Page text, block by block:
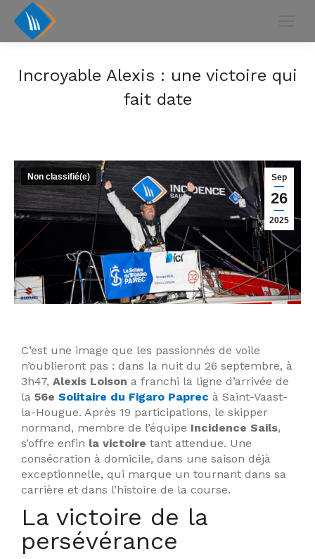
Incroyable Alexis : une victoire qui
fait date
Sep
26
2025
Non classifié(e)
C’est une image que les passionnés de voile
n’oublieront pas : dans la nuit du 26 septembre, à
3h47, Alexis Loison a franchi la ligne d’arrivée de
la 56e Solitaire du Figaro Paprec à Saint-Vaast-
la-Hougue. Après 19 participations, le skipper
normand, membre de l’équipe Incidence Sails,
s’offre enfin la victoire tant attendue. Une
consécration à domicile, dans une saison déjà
exceptionnelle, qui marque un tournant dans sa
carrière et dans l’histoire de la course.
La victoire de la
persévérance